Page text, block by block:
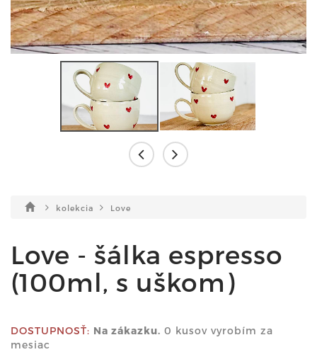
kolekcia Love
Love - šálka espresso
(100ml, s uškom)
DOSTUPNOSŤ: Na zákazku. 0 kusov vyrobím za
mesiac